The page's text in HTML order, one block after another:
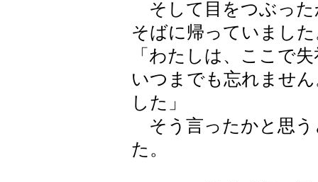
そして目をつぶった
そばに帰っていまし
「わたしは、ここで
いつまでも忘れませ
した」
そう言ったかと思う
た。